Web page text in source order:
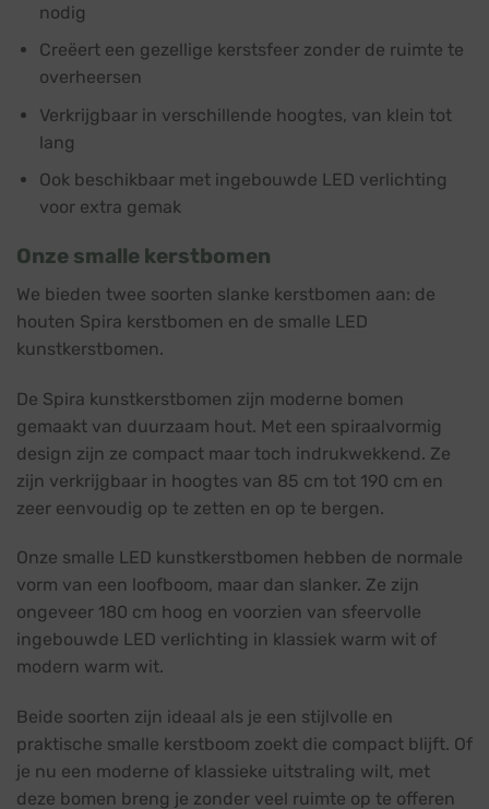
nodig
Creëert een gezellige kerstsfeer zonder de ruimte te
overheersen
Verkrijgbaar in verschillende hoogtes, van klein tot
lang
Ook beschikbaar met ingebouwde LED verlichting
voor extra gemak
Onze smalle kerstbomen
We bieden twee soorten slanke kerstbomen aan: de
houten Spira kerstbomen en de smalle LED
kunstkerstbomen.
De Spira kunstkerstbomen zijn moderne bomen
gemaakt van duurzaam hout. Met een spiraalvormig
design zijn ze compact maar toch indrukwekkend. Ze
zijn verkrijgbaar in hoogtes van 85 cm tot 190 cm en
zeer eenvoudig op te zetten en op te bergen.
Onze smalle LED kunstkerstbomen hebben de normale
vorm van een loofboom, maar dan slanker. Ze zijn
ongeveer 180 cm hoog en voorzien van sfeervolle
ingebouwde LED verlichting in klassiek warm wit of
modern warm wit.
Beide soorten zijn ideaal als je een stijlvolle en
praktische smalle kerstboom zoekt die compact blijft. Of
je nu een moderne of klassieke uitstraling wilt, met
deze bomen breng je zonder veel ruimte op te offeren